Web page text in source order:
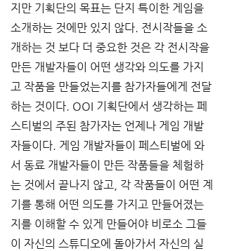
지만 기획단의 목표는 단지 특이한 게임을
소개하는 것에만 있지 않다. 전시작들을 소
개하는 것 보다 더 중요한 것은 각 전시작을
만든 개발자들이 어떤 생각와 의도를 가지
고 작품을 만들었는지를 참가자들에게 전달
하는 것이다. OOI 기획단에서 생각하는 페
스티벌의 주된 참가자는 언제나 게임 개발
자들이다. 게임 개발자들이 페스티벌에 와
서 동료 개발자들이 만든 작품들을 체험하
는 것에서 끝나지 않고, 각 작품들이 어떤 계
기를 통해 어떤 의도를 가지고 만들어졌는
지를 이해할 수 있게 만들어야 비로소 그들
이 자신의 스튜디오에 돌아가서 자신의 실